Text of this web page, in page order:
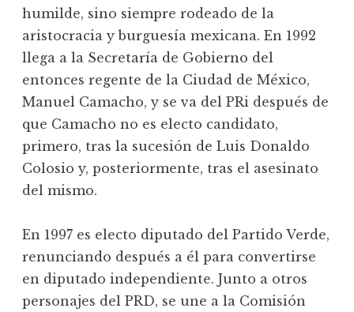
humilde, sino siempre rodeado de la
aristocracia y burguesía mexicana. En 1992
llega a la Secretaría de Gobierno del
entonces regente de la Ciudad de México,
Manuel Camacho, y se va del PRi después de
que Camacho no es electo candidato,
primero, tras la sucesión de Luis Donaldo
Colosio y, posteriormente, tras el asesinato
del mismo.
En 1997 es electo diputado del Partido Verde,
renunciando después a él para convertirse
en diputado independiente. Junto a otros
personajes del PRD, se une a la Comisión